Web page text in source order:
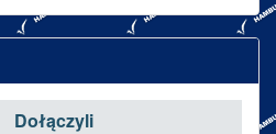
Dołączyli